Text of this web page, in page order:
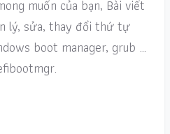
muốn của bạn, Bài viết
lý, sửa, thay đổi thứ tự
boot manager, grub …